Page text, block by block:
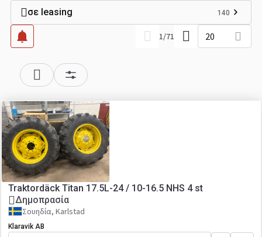
σε leasing 140
1/71 20
Traktordäck Titan 17.5L-24 / 10-16.5 NHS 4 st
Δημοπρασία
Σουηδία, Karlstad
Klaravik AB